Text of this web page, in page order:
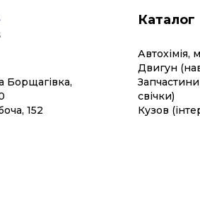
Борщагівка,
152
Каталог
Автохімія,
Двигун
свічки)
Кузов